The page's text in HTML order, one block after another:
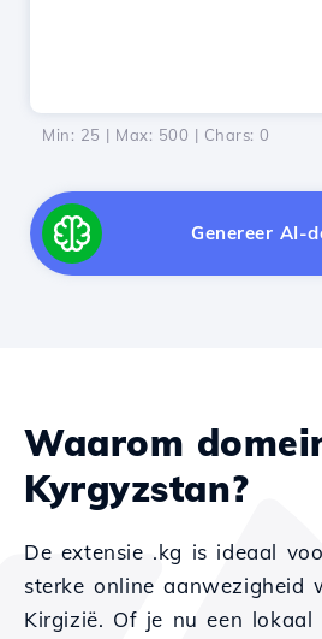
Min: 25 | Max: 500 | Chars: 0
Genereer AI-
Waarom
Kyrgyzstan?
De extensie .kg is ideaal
sterke online aanwezigheid
Kirgizië. Of je nu een lokaal